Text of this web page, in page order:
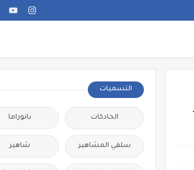
التسميات
الحادكات بانوراما
سلفي المشاهير شاهير